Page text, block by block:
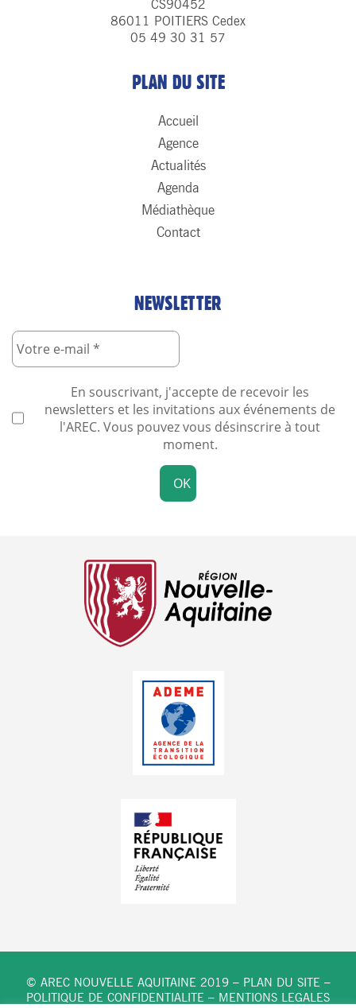
CS90452
86011 POITIERS Cedex
05 49 30 31 57
PLAN DU SITE
Accueil
Agence
Actualités
Agenda
Médiathèque
Contact
NEWSLETTER
En souscrivant, j'accepte de recevoir les
newsletters et les invitations aux événements de
l'AREC. Vous pouvez vous désinscrire à tout
moment.
© AREC NOUVELLE AQUITAINE 2019 – PLAN DU SITE–
POLITIQUE DE CONFIDENTIALITE – MENTIONS LEGALES